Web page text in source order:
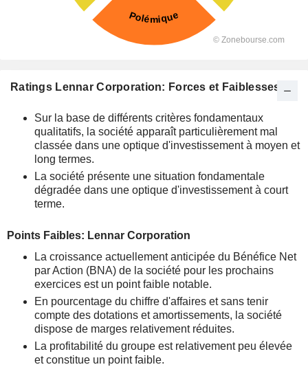
Ratings Lennar Corporation: Forces et Faiblesses
Sur la base de différents critères fondamentaux
qualitatifs, la société apparaît particulièrement mal
classée dans une optique d'investissement à moyen et
long termes.
La société présente une situation fondamentale
dégradée dans une optique d'investissement à court
terme.
Points Faibles: Lennar Corporation
La croissance actuellement anticipée du Bénéfice Net
par Action (BNA) de la société pour les prochains
exercices est un point faible notable.
En pourcentage du chiffre d'affaires et sans tenir
compte des dotations et amortissements, la société
dispose de marges relativement réduites.
La profitabilité du groupe est relativement peu élevée
et constitue un point faible.